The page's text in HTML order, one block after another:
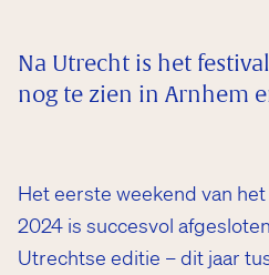
Na Utrecht is het
nog te zien in Arnhem
Het eerste weekend van het
2024 is succesvol
Utrechtse editie – dit jaar